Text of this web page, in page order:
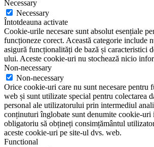
Necessary
Necessary
Întotdeauna activate
Cookie-urile necesare sunt absolut esențiale
funcționeze corect. Această categorie include
asigură funcționalități de bază și caracteristici
ului. Aceste cookie-uri nu stochează nicio
Non-necessary
Non-necessary
Orice cookie-uri care nu sunt necesare pentru
web și sunt utilizate special pentru colectarea
personal ale utilizatorului prin intermediul
conținuturi înglobate sunt denumite cookie-uri
obligatoriu să obțineți consimțământul
aceste cookie-uri pe site-ul dvs. web.
Functional